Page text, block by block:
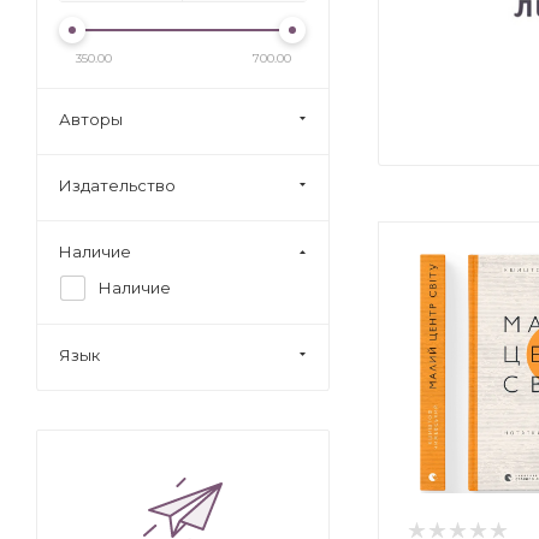
350.00 700.00
Авторы
Издательство
Наличие
Наличие
Язык